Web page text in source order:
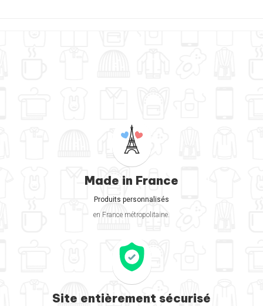
Made in France
Produits personnalisés
en France métropolitaine.
Site entièrement sécurisé